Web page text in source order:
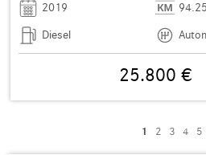
2019
Diesel
25.800 €
1 2 3 4 5